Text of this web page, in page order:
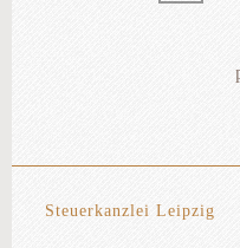
Steuerkanzlei Leipzig